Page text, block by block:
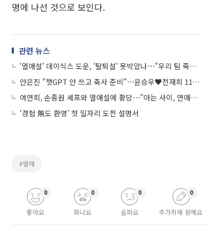
명에 나선 것으로 보인다.
관련 뉴스
'열애설' 데이식스 도운, '탈퇴설' 못박았나⋯"우리 팀 죽어도 안 없어져"
안은진 "챗GPT 안 쓰고 축사 준비"⋯윤승우♥전재희 11년 열애 끝 결혼
여연희, 손종원 셰프와 열애설에 황당⋯"아는 사이, 연애는 NO!"
‘경험 無도 환영’ 첫 일자리 도전 설명서
#열애
좋아요
0
화나요
0
슬퍼요
0
추가취재 원해요
0